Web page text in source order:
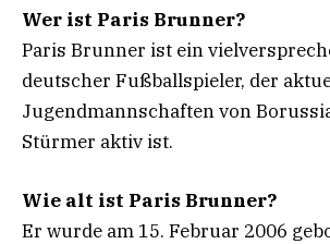
Wer ist Paris Brunner?
Paris Brunner ist ein
deutscher Fußballspieler, der
Jugendmannschaften von
Stürmer aktiv ist.
Wie alt ist Paris Brunner?
Er wurde am 15. Februar 2006